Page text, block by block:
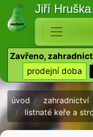
Jiří Hruška
Zavřeno,
prodejní doba
úvod zahradnictví
listnaté keře a